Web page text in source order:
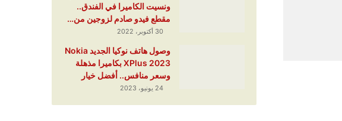
ونسيت الكاميرا في الفندق..
مقطع فيدو صادم لزوجين من…
30 أكتوبر، 2022
وصول هاتف نوكيا الجديد Nokia
XPlus 2023 بكاميرا مذهلة
وسعر منافس.. أفضل خيار
24 يونيو، 2023